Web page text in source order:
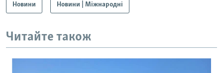
Новини Новини | Міжнародні
Читайте також